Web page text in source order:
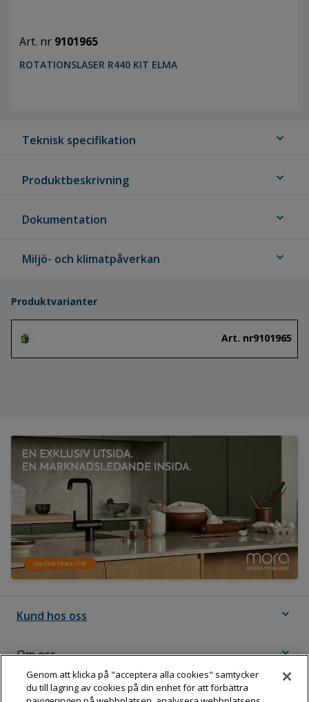
Art. nr 9101965
ROTATIONSLASER R440 KIT ELMA
Teknisk specifikation expand_more
Produktbeskrivning expand_more
Dokumentation expand_more
Miljö- och klimatpåverkan expand_more
Produktvarianter
Art. nr9101965
Kund hos oss expand_more
Om oss expand_more
Följ Dahl
Genom att klicka på "acceptera alla cookies" samtycker
du till lagring av cookies på din enhet för att förbättra